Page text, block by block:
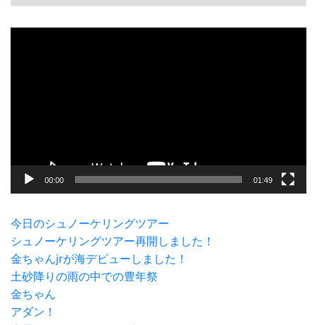
00:00 01:49
今日のシュノーケリングツアー
シュノーケリングツアー再開しました！
金ちゃんjrが海デビューしました！
土砂降りの雨の中での豊年祭
金ちゃん
アダン！